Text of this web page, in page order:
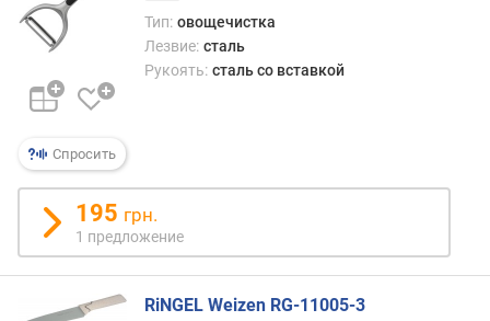
д
е
ш
е
в
х
к
д
о
р
о
и
Спросить
Тип: овощечистка
Лезвие: сталь
Рукоять: сталь со вставкой
195 грн.
1 предложение
RiNGEL Weizen RG-11005-3